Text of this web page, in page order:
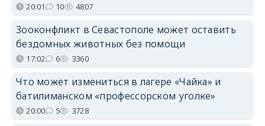
20:01 10 4807
Зооконфликт в Севастополе может оставить
бездомных животных без помощи
17:02 6 3360
Что может измениться в лагере «Чайка» и
батилиманском «профессорском уголке»
20:00 5 3728